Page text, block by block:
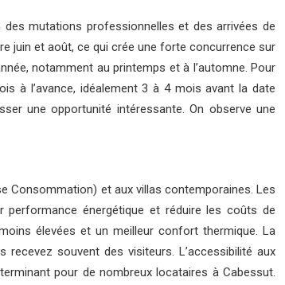
mutations professionnelles et des arrivées de
juin et août, ce qui crée une forte concurrence sur
notamment au printemps et à l’automne. Pour
à l’avance, idéalement 3 à 4 mois avant la date
une opportunité intéressante. On observe une
Consommation) et aux villas contemporaines. Les
performance énergétique et réduire les coûts de
élevées et un meilleur confort thermique. La
souvent des visiteurs. L’accessibilité aux
pour de nombreux locataires à Cabessut.